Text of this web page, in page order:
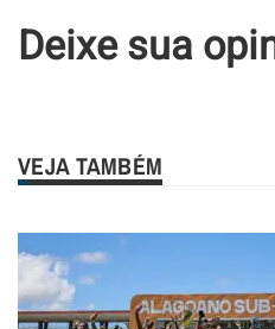
Deixe sua
VEJA TAMBÉM